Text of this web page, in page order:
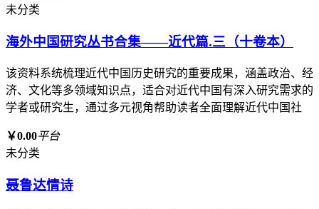
未分类
海外中国研究丛书合集——近代篇.三（十卷本）
该资料系统梳理近代中国历史研究的重要成果，涵盖政治、经
济、文化等多领域知识点，适合对近代中国有深入研究需求的
学者或研究生，通过多元视角帮助读者全面理解近代中国社
￥0.00平台
未分类
聂鲁达情诗